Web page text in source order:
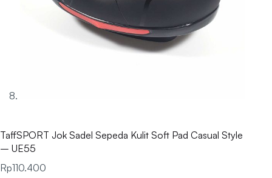
TaffSPORT Jok Sadel Sepeda Kulit Soft Pad Casual Style
– UE55
Rp110.400